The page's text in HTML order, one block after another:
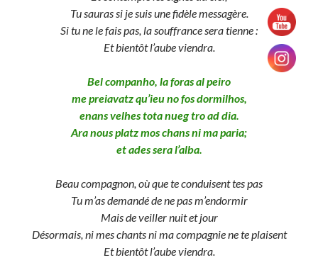
Tu sauras si je suis une fidèle messagère.
Si tu ne le fais pas, la souffrance sera tienne :
Et bientôt l’aube viendra.
Bel companho, la foras al peiro
me preiavatz qu’ieu no fos dormilhos,
enans velhes tota nueg tro ad dia.
Ara nous platz mos chans ni ma paria;
et ades sera l’alba.
Beau compagnon, où que te conduisent tes pas
Tu m’as demandé de ne pas m’endormir
Mais de veiller nuit et jour
Désormais, ni mes chants ni ma compagnie ne te plaisent
Et bientôt l’aube viendra.